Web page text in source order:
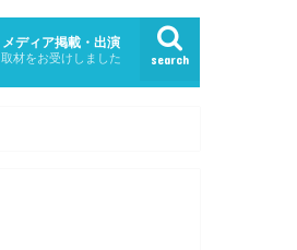
search
メディア掲載・出演
取材をお受けしました